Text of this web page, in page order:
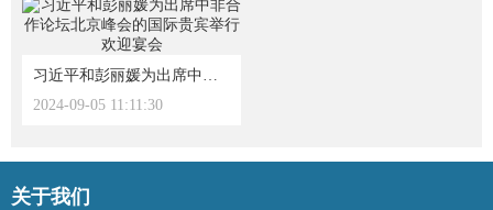
习近平和彭丽媛为出席中非合作论坛北京峰会的国际贵宾举行欢迎宴会
2024-09-05 11:11:30
关于我们